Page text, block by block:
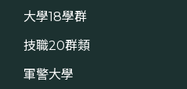
大學18學群
技職20群類
軍警大學